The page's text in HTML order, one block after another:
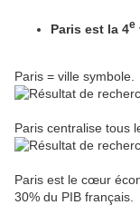
Paris est la 4e
Paris = ville symbole.
Paris centralise tous
Paris est le cœur
30% du PIB français.